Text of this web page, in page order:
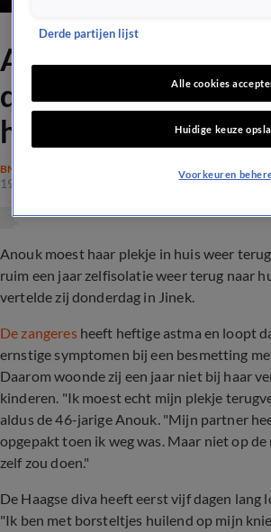
Anouk moest na
quarantainejaar
huis terugwinnen
BN'ERS
19 nov 2021, 07:51
Anouk moest haar plekje in huis weer
ruim een jaar zelfisolatie weer terug naar
vertelde zij donderdag in Jinek.
De zangeresheeft heftige astma en loopt
ernstige symptomen bij een besmetting
Daarom woonde zij een jaar niet bij haar
kinderen. "Ik moest echt mijn plekje
aldus de 46-jarige Anouk. "Mijn partner
opgepakt toen ik weg was. Maar niet op
zelf zou doen."
De Haagse diva heeft eerst vijf dagen lang
"Ik ben met borsteltjes huilend op mijn
Derde partijen lijst
Alle cookies
Huidige keuze
Voorkeuren